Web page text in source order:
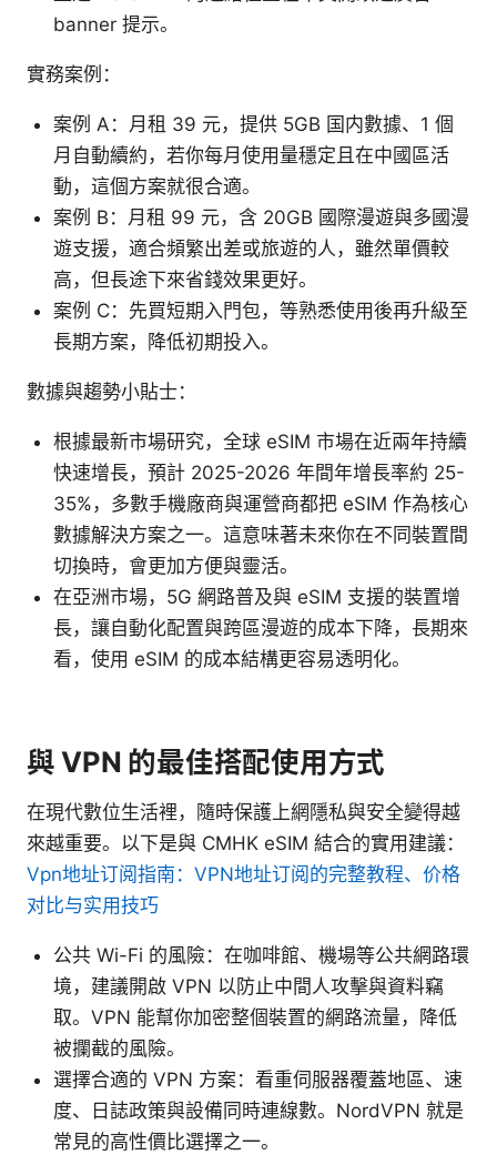
banner 提示。
實務案例：
案例 A：月租 39 元，提供 5GB 国内數據、1 個
月自動續約，若你每月使用量穩定且在中國區活
動，這個方案就很合適。
案例 B：月租 99 元，含 20GB 國際漫遊與多國漫
遊支援，適合頻繁出差或旅遊的人，雖然單價較
高，但長途下來省錢效果更好。
案例 C：先買短期入門包，等熟悉使用後再升級至
長期方案，降低初期投入。
數據與趨勢小貼士：
根據最新市場研究，全球 eSIM 市場在近兩年持續
快速增長，預計 2025-2026 年間年增長率約 25-
35%，多數手機廠商與運營商都把 eSIM 作為核心
數據解決方案之一。這意味著未來你在不同裝置間
切換時，會更加方便與靈活。
在亞洲市場，5G 網路普及與 eSIM 支援的裝置增
長，讓自動化配置與跨區漫遊的成本下降，長期來
看，使用 eSIM 的成本結構更容易透明化。
與 VPN 的最佳搭配使用方式
在現代數位生活裡，隨時保護上網隱私與安全變得越
來越重要。以下是與 CMHK eSIM 結合的實用建議：
Vpn地址订阅指南：VPN地址订阅的完整教程、价格
对比与实用技巧
公共 Wi-Fi 的風險：在咖啡館、機場等公共網路環
境，建議開啟 VPN 以防止中間人攻擊與資料竊
取。VPN 能幫你加密整個裝置的網路流量，降低
被攔截的風險。
選擇合適的 VPN 方案：看重伺服器覆蓋地區、速
度、日誌政策與設備同時連線數。NordVPN 就是
常見的高性價比選擇之一。